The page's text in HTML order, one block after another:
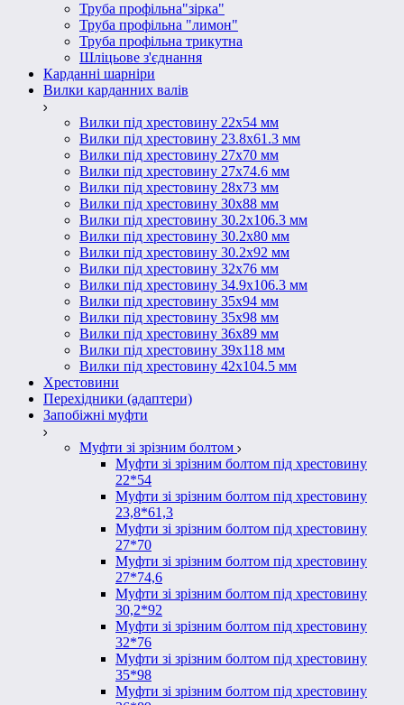
Труба профільна"зірка"
Труба профільна "лимон"
Труба профільна трикутна
Шліцьове з'єднання
Карданні шарніри
Вилки карданних валів
Вилки під хрестовину 22х54 мм
Вилки під хрестовину 23.8х61.3 мм
Вилки під хрестовину 27х70 мм
Вилки під хрестовину 27х74.6 мм
Вилки під хрестовину 28х73 мм
Вилки під хрестовину 30х88 мм
Вилки під хрестовину 30.2х106.3 мм
Вилки під хрестовину 30.2х80 мм
Вилки під хрестовину 30.2х92 мм
Вилки під хрестовину 32х76 мм
Вилки під хрестовину 34.9х106.3 мм
Вилки під хрестовину 35х94 мм
Вилки під хрестовину 35х98 мм
Вилки під хрестовину 36х89 мм
Вилки під хрестовину 39х118 мм
Вилки під хрестовину 42х104.5 мм
Хрестовини
Перехідники (адаптери)
Запобіжні муфти
Муфти зі зрізним болтом
Муфти зі зрізним болтом під хрестовину
22*54
Муфти зі зрізним болтом під хрестовину
23,8*61,3
Муфти зі зрізним болтом під хрестовину
27*70
Муфти зі зрізним болтом під хрестовину
27*74,6
Муфти зі зрізним болтом під хрестовину
30,2*92
Муфти зі зрізним болтом під хрестовину
32*76
Муфти зі зрізним болтом під хрестовину
35*98
Муфти зі зрізним болтом під хрестовину